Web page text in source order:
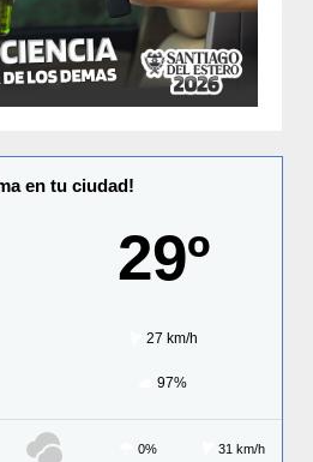
en tu ciudad!
29º
27 km/h
97%
0% 31 km/h